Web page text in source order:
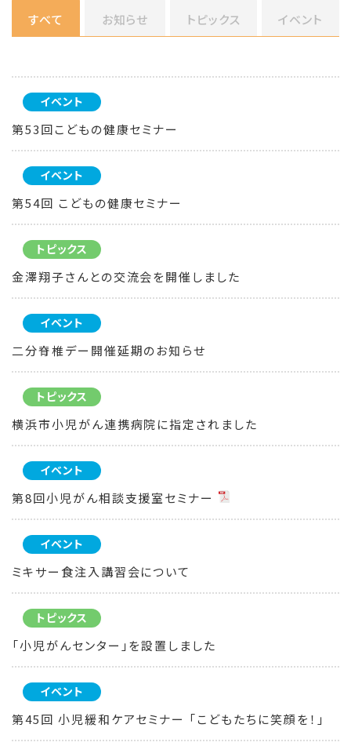
すべて お知らせ トピックス イベント
イベント
第53回こどもの健康セミナー
イベント
第54回 こどもの健康セミナー
トピックス
金澤翔子さんとの交流会を開催しました
イベント
二分脊椎デー開催延期のお知らせ
トピックス
横浜市小児がん連携病院に指定されました
イベント
第8回小児がん相談支援室セミナー
イベント
ミキサー食注入講習会について
トピックス
「小児がんセンター」を設置しました
イベント
第45回 小児緩和ケアセミナー 「こどもたちに笑顔を！」